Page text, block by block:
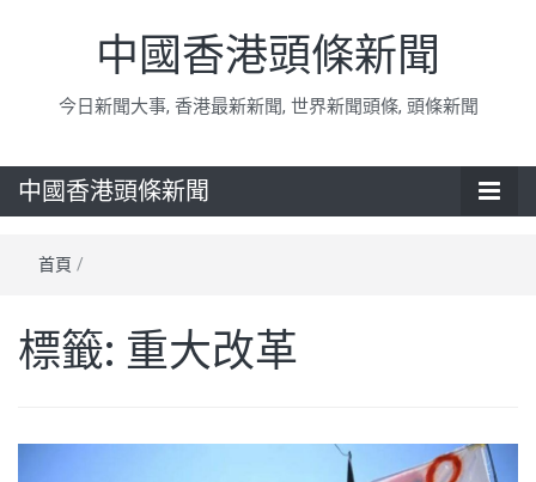
中國香港頭條新聞
今日新聞大事, 香港最新新聞, 世界新聞頭條, 頭條新聞
中國香港頭條新聞
首頁 /
標籤: 重大改革